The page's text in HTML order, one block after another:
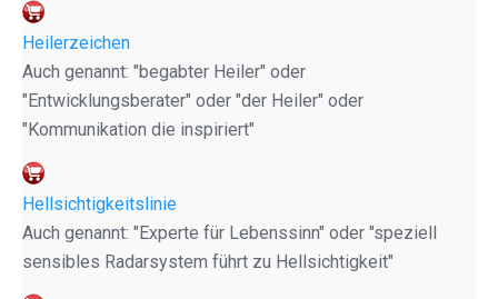
Heilerzeichen
Auch genannt: "begabter Heiler" oder
"Entwicklungsberater" oder "der Heiler" oder
"Kommunikation die inspiriert"
Hellsichtigkeitslinie
Auch genannt: "Experte für Lebenssinn" oder "speziell
sensibles Radarsystem führt zu Hellsichtigkeit"